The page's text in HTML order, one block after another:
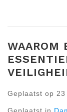
WAAROM
Geplaatst op 23